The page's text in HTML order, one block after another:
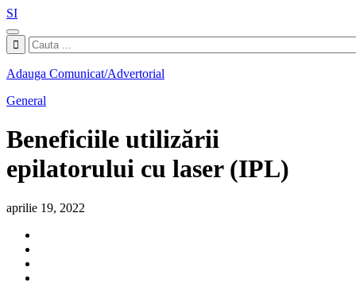
SI
Adauga Comunicat/Advertorial
General
Beneficiile utilizării
epilatorului cu laser (IPL)
aprilie 19, 2022